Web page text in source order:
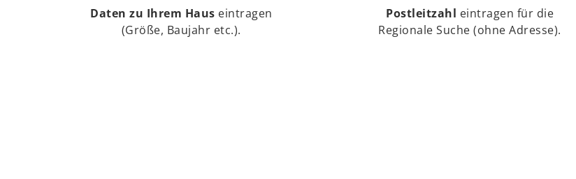
Daten zu Ihrem Haus eintragen
(Größe, Baujahr etc.).
Postleitzahl eintragen für die
Regionale Suche (ohne Adresse).